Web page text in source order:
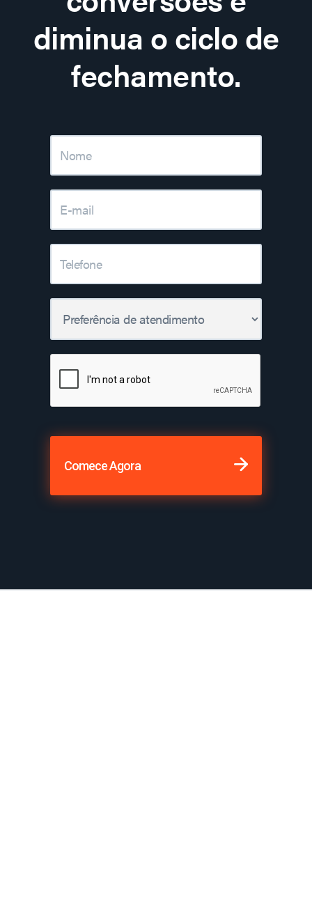
diminua o ciclo de
fechamento.
Comece Agora